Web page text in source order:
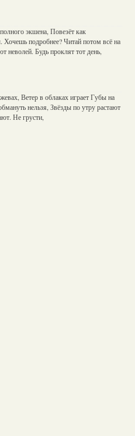
экшена, Повезёт как
Хочешь подробнее? Читай потом всё на
неволей. Будь проклят тот день,
Ветер в облаках играет Губы на
нельзя, Звёзды по утру растают
Не грусти,